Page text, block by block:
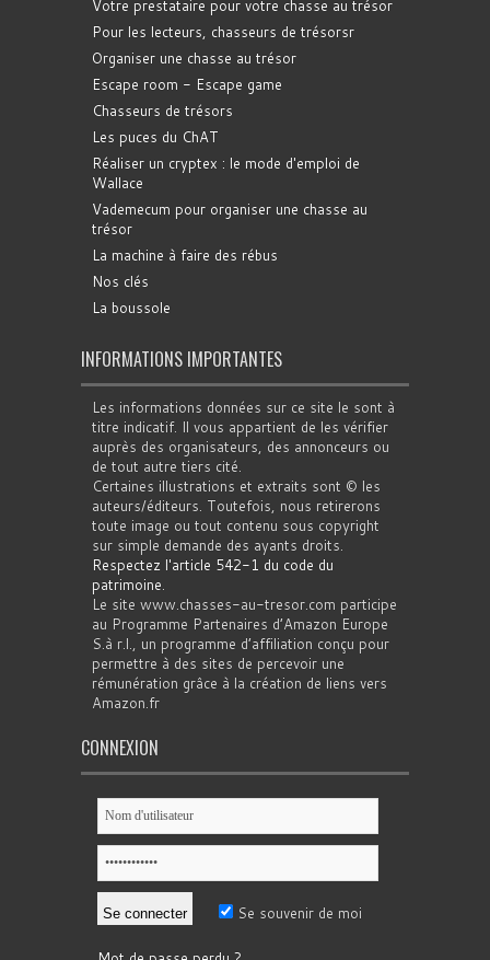
Votre prestataire pour votre chasse au trésor
Pour les lecteurs, chasseurs de trésorsr
Organiser une chasse au trésor
Escape room - Escape game
Chasseurs de trésors
Les puces du ChAT
Réaliser un cryptex : le mode d'emploi de
Wallace
Vademecum pour organiser une chasse au
trésor
La machine à faire des rébus
Nos clés
La boussole
INFORMATIONS IMPORTANTES
Les informations données sur ce site le sont à
titre indicatif. Il vous appartient de les vérifier
auprès des organisateurs, des annonceurs ou
de tout autre tiers cité.
Certaines illustrations et extraits sont © les
auteurs/éditeurs. Toutefois, nous retirerons
toute image ou tout contenu sous copyright
sur simple demande des ayants droits.
Respectez l'article 542-1 du code du
patrimoine
Le site www.chasses-au-tresor.com participe
au Programme Partenaires d’Amazon Europe
S.à r.l., un programme d’affiliation conçu pour
permettre à des sites de percevoir une
rémunération grâce à la création de liens vers
Amazon.fr
CONNEXION
Se souvenir de moi